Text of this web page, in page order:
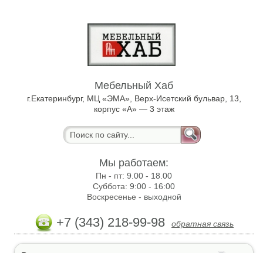
Мебельный Хаб
г.Екатеринбург, МЦ «ЭМА», Верх-Исетский бульвар, 13,
корпус «А» — 3 этаж
Мы работаем:
Пн - пт:9.00 - 18.00
Суббота:9:00 - 16:00
Воскресенье - выходной
+7 (343) 218-99-98 обратная связь